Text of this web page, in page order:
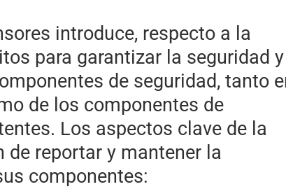
introduce, respecto a la
para garantizar la seguridad y
de seguridad, tanto
de los componentes de
Los aspectos clave de la
de reportar y mantener la
componentes: